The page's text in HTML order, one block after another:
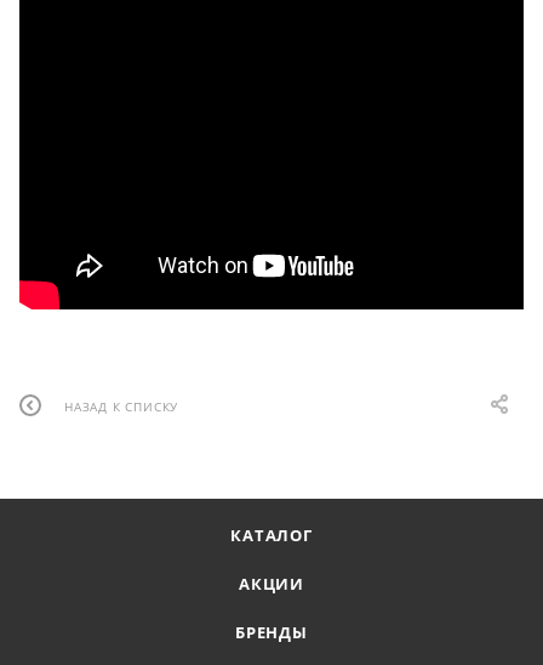
НАЗАД К СПИСКУ
КАТАЛОГ
АКЦИИ
БРЕНДЫ